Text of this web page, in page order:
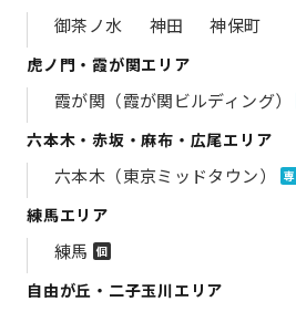
御茶ノ水 神田 神保町
虎ノ門・霞が関エリア
霞が関（霞が関ビルディング）
六本木・赤坂・麻布・広尾エリア
六本木（東京ミッドタウン） 専
練馬エリア
練馬 個
自由が丘・二子玉川エリア